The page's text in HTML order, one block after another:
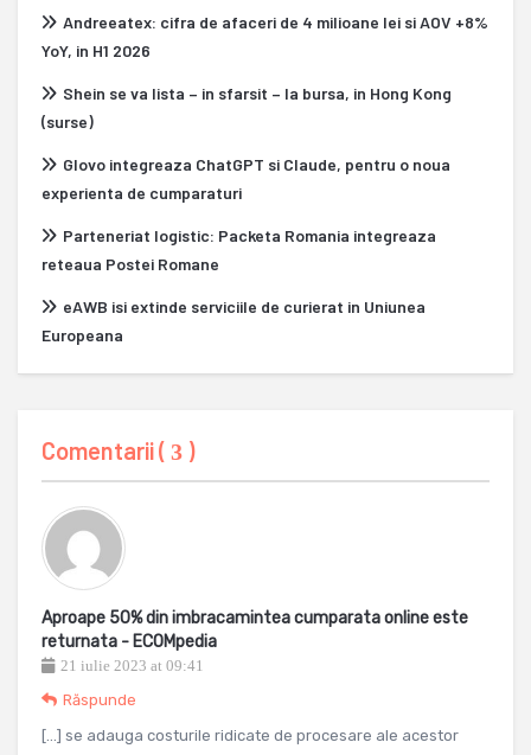
Andreeatex: cifra de afaceri de 4 milioane lei si AOV +8%
YoY, in H1 2026
Shein se va lista – in sfarsit – la bursa, in Hong Kong
(surse)
Glovo integreaza ChatGPT si Claude, pentru o noua
experienta de cumparaturi
Parteneriat logistic: Packeta Romania integreaza
reteaua Postei Romane
eAWB isi extinde serviciile de curierat in Uniunea
Europeana
Comentarii ( 3 )
Aproape 50% din imbracamintea cumparata online este
returnata - ECOMpedia
21 iulie 2023 at 09:41
Răspunde
[…] se adauga costurile ridicate de procesare ale acestor